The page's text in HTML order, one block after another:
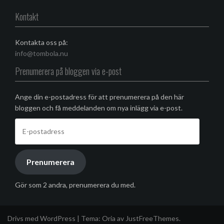
Kontakt
Kontakta oss på:
info@tombola.nu
Prenumerera på bloggen via e-post
Ange din e-postadress för att prenumerera på den här
bloggen och få meddelanden om nya inlägg via e-post.
postadress
Prenumerera
Gör som 2 andra, prenumerera du med.
Drivs med WordPress | Tema: Oria av JustFreeThemes.